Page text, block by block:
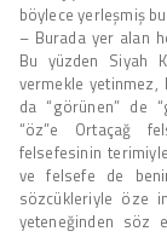
böylece yerleşmiş
– Burada yer alan
Bu yüzden Siyah
vermekle yetinmez,
da “görünen” de
“öz”e Ortaçağ
felsefesinin
ve felsefe de
sözcükleriyle öze
yeteneğinden söz